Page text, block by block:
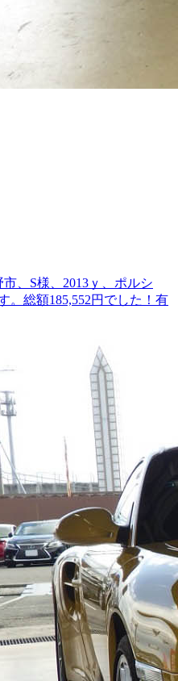
、S様、2013ｙ、ポルシ
。総額185,552円でした！有